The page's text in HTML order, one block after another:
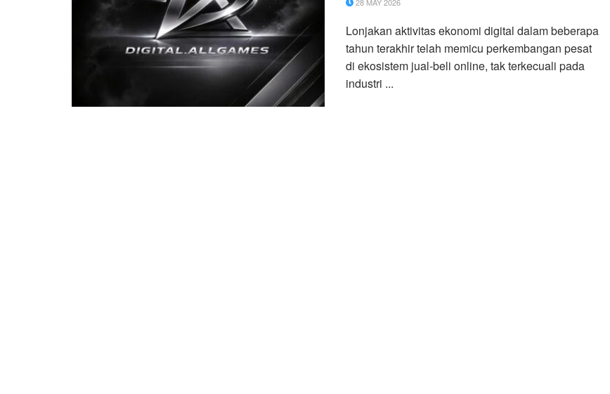
Lonjakan aktivitas ekonomi digital dalam beberapa
tahun terakhir telah memicu perkembangan pesat
di ekosistem jual-beli online, tak terkecuali pada
industri ...